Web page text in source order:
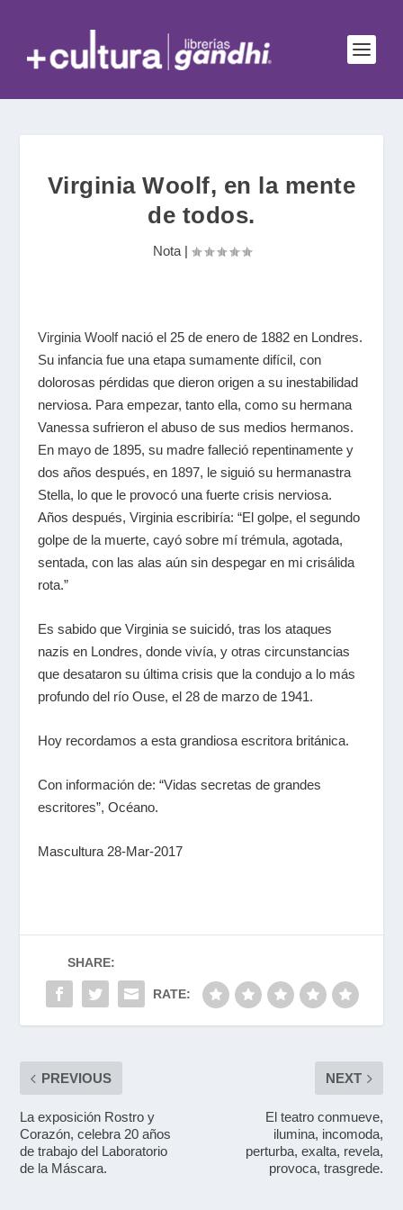
Virginia Woolf, en la mente
de todos.
Nota|
Virginia Woolf nació el 25 de enero de 1882 en Londres.
Su infancia fue una etapa sumamente difícil, con
dolorosas pérdidas que dieron origen a su inestabilidad
nerviosa. Para empezar, tanto ella, como su hermana
Vanessa sufrieron el abuso de sus medios hermanos.
En mayo de 1895, su madre falleció repentinamente y
dos años después, en 1897, le siguió su hermanastra
Stella, lo que le provocó una fuerte crisis nerviosa.
Años después, Virginia escribiría: “El golpe, el segundo
golpe de la muerte, cayó sobre mí trémula, agotada,
sentada, con las alas aún sin despegar en mi crisálida
rota.”
Es sabido que Virginia se suicidó, tras los ataques
nazis en Londres, donde vivía, y otras circunstancias
que desataron su última crisis que la condujo a lo más
profundo del río Ouse, el 28 de marzo de 1941.
Hoy recordamos a esta grandiosa escritora británica.
Con información de: “Vidas secretas de grandes
escritores”, Océano.
Mascultura 28-Mar-2017
SHARE:
RATE:
PREVIOUS
La exposición Rostro y
Corazón, celebra 20 años
de trabajo del Laboratorio
de la Máscara.
NEXT
El teatro conmueve,
ilumina, incomoda,
perturba, exalta, revela,
provoca, trasgrede.